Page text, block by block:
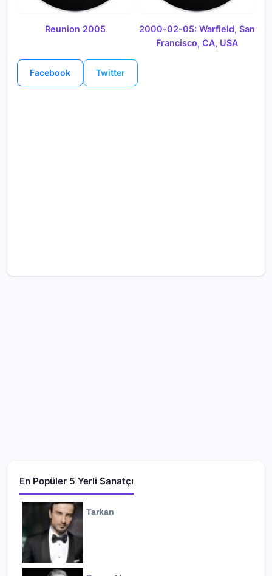
Reunion 2005
2000-02-05: Warfield, San
Francisco, CA, USA
Facebook Twitter
En Popüler 5 Yerli Sanatçı
Tarkan